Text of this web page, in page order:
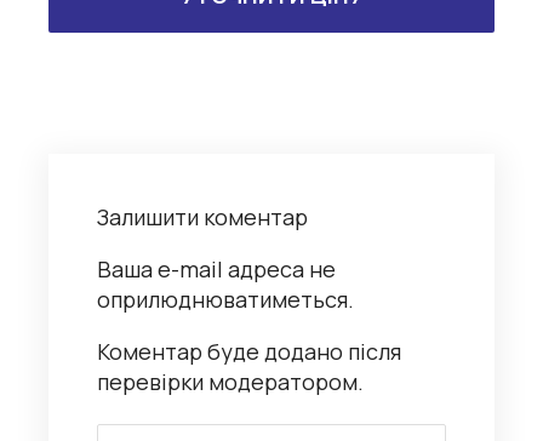
Залишити коментар
Ваша e-mail адреса не
оприлюднюватиметься.
Коментар буде додано після
перевірки модератором.